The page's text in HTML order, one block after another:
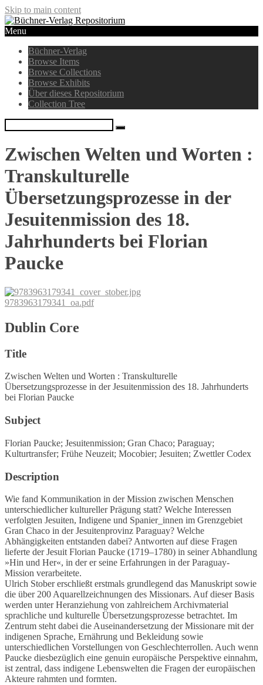
Skip to main content
Menu
Büchner-Verlag
Browse Items
Browse Collections
Browse Exhibits
Über dieses Repositorium
Collection Tree
Zwischen Welten und Worten :
Transkulturelle
Übersetzungsprozesse in der
Jesuitenmission des 18.
Jahrhunderts bei Florian
Paucke
9783963179341_oa.pdf
Dublin Core
Title
Zwischen Welten und Worten : Transkulturelle
Übersetzungsprozesse in der Jesuitenmission des 18. Jahrhunderts
bei Florian Paucke
Subject
Florian Paucke; Jesuitenmission; Gran Chaco; Paraguay;
Kulturtransfer; Frühe Neuzeit; Mocobier; Jesuiten; Zwettler Codex
Description
Wie fand Kommunikation in der Mission zwischen Menschen
unterschiedlicher kultureller Prägung statt? Welche Interessen
verfolgten Jesuiten, Indigene und Spanier_innen im Grenzgebiet
Gran Chaco in der Jesuitenprovinz Paraguay? Welche
Abhängigkeiten entstanden dabei? Antworten auf diese Fragen
lieferte der Jesuit Florian Paucke (1719–1780) in seiner Abhandlung
»Hin und Her«, in der er seine Erfahrungen in der Paraguay-
Mission verarbeitete.
Ulrich Stober erschließt erstmals grundlegend das Manuskript sowie
die über 200 Aquarellzeichnungen des Missionars. Auf dieser Basis
werden unter Heranziehung von zahlreichem Archivmaterial
sprachliche und kulturelle Übersetzungsprozesse betrachtet. Im
Zentrum steht dabei die Auseinandersetzung der Missionare mit der
indigenen Sprache, Ernährung und Bekleidung sowie
unterschiedlichen Vorstellungen von Geschlechterrollen. Auch wenn
Paucke diesbezüglich eine genuin europäische Perspektive einnahm,
ist zentral, dass indigene Lebenswelten die Fragen der europäischen
Akteure rahmten und formten.